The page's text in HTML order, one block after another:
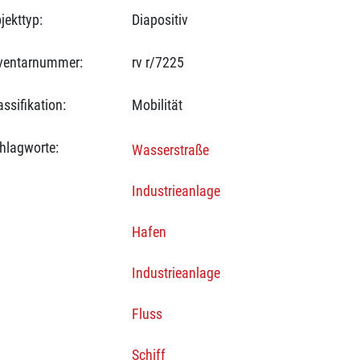
Diapositiv
rv r/7225
Mobilität
Wasserstraße
Industrieanlage
Hafen
Industrieanlage
Fluss
Schiff